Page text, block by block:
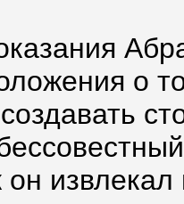
о
создавать
он